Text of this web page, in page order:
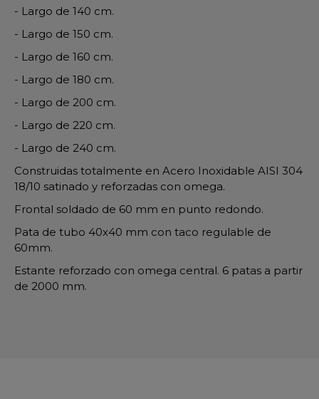
- Largo de 140 cm.
- Largo de 150 cm.
- Largo de 160 cm.
- Largo de 180 cm.
- Largo de 200 cm.
- Largo de 220 cm.
- Largo de 240 cm.
Construidas totalmente en Acero Inoxidable AISI 304
18/10 satinado y reforzadas con omega.
Frontal soldado de 60 mm en punto redondo.
Pata de tubo 40x40 mm con taco regulable de
60mm.
Estante reforzado con omega central. 6 patas a partir
de 2000 mm.